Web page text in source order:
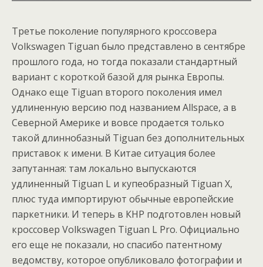
Третье поколение популярного кроссовера
Volkswagen Tiguan было представлено в сентябре
прошлого года, но тогда показали стандартный
вариант с короткой базой для рынка Европы.
Однако еще Tiguan второго поколения имел
удлиненную версию под названием Allspace, а в
Северной Америке и вовсе продается только
такой длиннобазный Tiguan без дополнительных
приставок к имени. В Китае ситуация более
запутанная: там локально выпускаются
удлиненный Tiguan L и купеобразный Tiguan X,
плюс туда импортируют обычные европейские
паркетники. И теперь в КНР подготовлен новый
кроссовер Volkswagen Tiguan L Pro. Официально
его еще не показали, но спасибо патентному
ведомству, которое опубликовало фотографии и